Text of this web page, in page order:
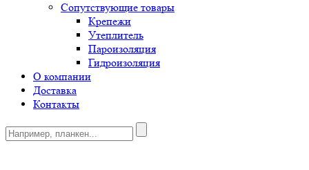
Сопутствующие товары
Крепежи
Утеплитель
Пароизоляция
Гидроизоляция
О компании
Доставка
Контакты